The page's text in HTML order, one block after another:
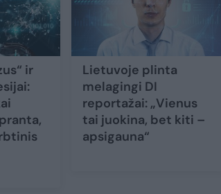
ir
Lietuvoje plinta
melagingi DI
reportažai: „Vienus
tai juokina, bet kiti –
apsigauna“